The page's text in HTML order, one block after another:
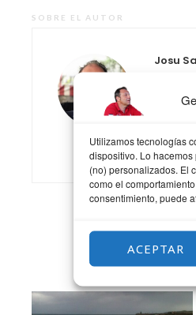
Utilizamos tecnologías
dispositivo. Lo
(no) personalizados. El
como el
consentimiento, puede
ACEPTAR
SOBRE EL AUTOR
Josu